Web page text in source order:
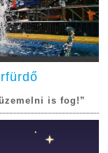
is fog!”